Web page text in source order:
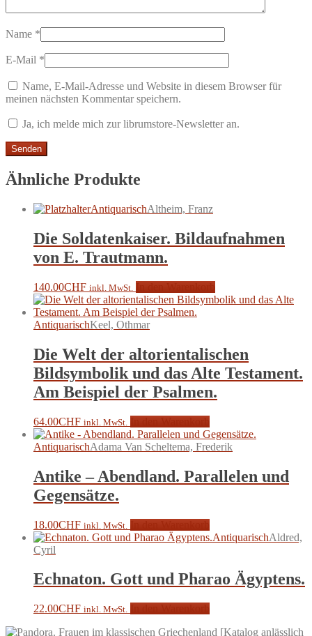
Name *
E-Mail *
Name, E-Mail-Adresse und Website in diesem Browser für
meinen nächsten Kommentar speichern.
Ja, ich melde mich zur librumstore-Newsletter an.
Ähnliche Produkte
AntiquarischAltheim, Franz
Die Soldatenkaiser. Bildaufnahmen
von E. Trautmann.
140.00CHF inkl. MwSt.
AntiquarischKeel, Othmar
Die Welt der altorientalischen
Bildsymbolik und das Alte Testament.
Am Beispiel der Psalmen.
64.00CHF inkl. MwSt.
AntiquarischAdama Van Scheltema, Frederik
Antike – Abendland. Parallelen und
Gegensätze.
18.00CHF inkl. MwSt.
AntiquarischAldred,
Cyril
Echnaton. Gott und Pharao Ägyptens.
22.00CHF inkl. MwSt.